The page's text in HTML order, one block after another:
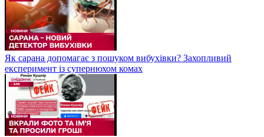
Як сарана допомагає з пошуком вибухівки? Захопливий
експеримент із супернюхом комах